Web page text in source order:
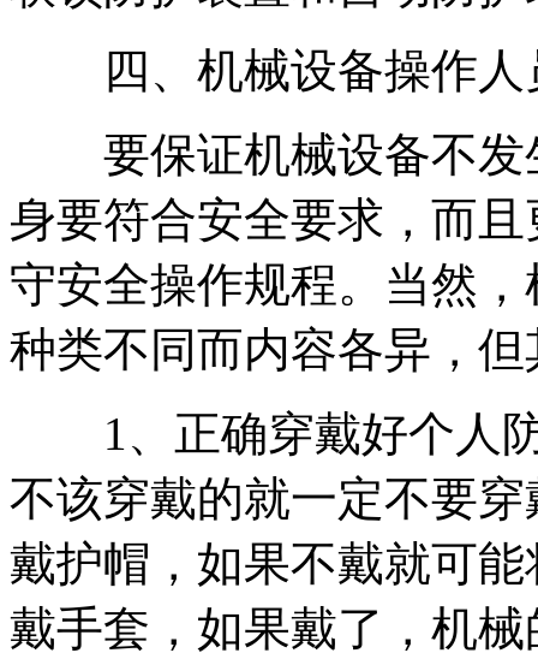
四、机械设备操作人
要保证机械设备不发
身要符合安全要求，而
守安全操作规程。当然
种类不同而内容各异，
1、正确穿戴好个人防
不该穿戴的就一定不要
戴护帽，如果不戴就可
戴手套，如果戴了，机